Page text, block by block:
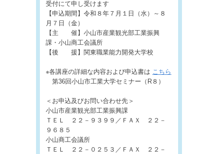
受付にて申し受けます
【申込期間】令和８年７月１日（水）～８
月７日（金）
【主 催】小山市産業観光部工業振興
課・小山商工会議所
【後 援】関東職業能力開発大学校
※各講座の詳細な内容および申込書は こちら
第36回小山市工業大学セミナー（R８）
＜お申込及びお問い合わせ先＞
小山市産業観光部工業振興課
ＴＥＬ ２２－９３９９／ＦＡＸ ２２－
９６８５
小山商工会議所
ＴＥＬ ２２－０２５３／ＦＡＸ ２２－